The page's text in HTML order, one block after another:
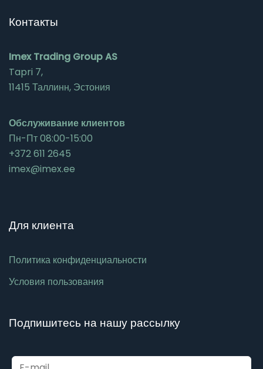
Контакты
Imex Trading Group AS
Tapri 7,
11415 Таллинн, Эстония
Обслуживание клиентов
Пн-Пт 08:00-15:00
+372 611 2645
imex@imex.ee
Для клиента
Политика конфиденциальности
Условия пользования
Подпишитесь на нашу рассылку